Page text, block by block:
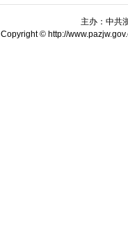
主办：中共
Copyright © http://